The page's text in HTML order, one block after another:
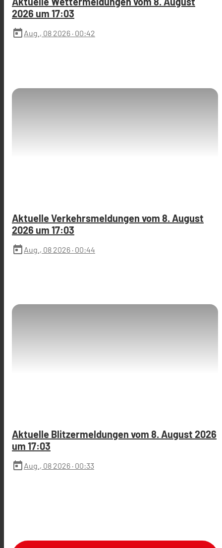
2026 um 17:03
today Aug., 08 2026 · 00:42
Aktuelle Verkehrsmeldungen vom 8. August
2026 um 17:03
today Aug., 08 2026 · 00:44
Aktuelle Blitzermeldungen vom 8. August 2026
um 17:03
today Aug., 08 2026 · 00:33